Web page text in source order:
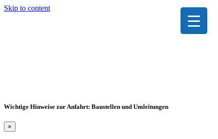
Skip to content
Wichtige Hinweise zur Anfahrt: Baustellen und Umleitungen
×